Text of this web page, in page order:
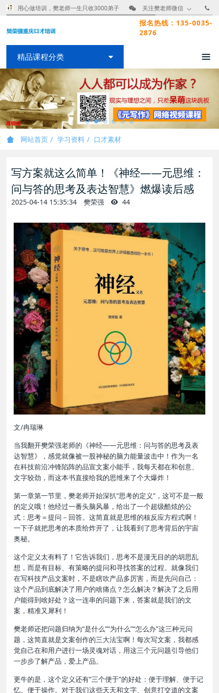
用心做培训，樊老师一生只收3000弟子 关注樊老师微信
报名热线：135-0035-
2876
精品课程分类
网站首页 学习资料 口才素材
写方案就这么简单！《神经——元思维：
问与答的思考及表达智慧》燃爆读后感
2025-04-14 15:35:34 樊荣强 44
文/冉瑞琳
当我翻开樊荣强老师的《神经——元思维：问与答的思考及表
达智慧》，感觉就像被一股神秘的脑力能量波击中！作为一名
在科技前沿冲锋陷阵的品宣文案小能手，我每天都在和创意、
文字较劲，而这本书直接给我的思维来了个大爆炸！
第一章第一节里，樊老师开始深扒“思考的定义”，这可不是一般
的定义哦！他经过一番头脑风暴，给出了一个超级酷炫的公
式：思考＝提问－回答。这简直就是思维的核反应方程式啊！
一下子就把思考的本质给炸开了，让我看到了思考背后的宇宙
奥秘。
这个定义太有料了！它告诉我们，思考不是漫无目的的胡思乱
想，而是有目标、有策略的提问和寻找答案的过程。就像我们
在写科技产品文案时，不是瞎吹产品多厉害，而是先问自己：
这个产品到底解决了用户的啥痛点？怎么解决？解决了之后用
户能得到啥好处？这一连串的问题下来，答案就是我们的文
案，精准又犀利！
樊老师还把问题归纳为“是什么”“为什么”“怎么办”这三种元问
题，这简直就是文案创作的三大法宝啊！每次写文案，我都感
觉自己在和用户进行一场灵魂对话，用这三个元问题引导他们
一步步了解产品，爱上产品。
更牛的是，这个定义还有“三个便于”的好处：便于理解、便于记
忆、便于操作。对于我们这些天天和文字、创意打交道的文案